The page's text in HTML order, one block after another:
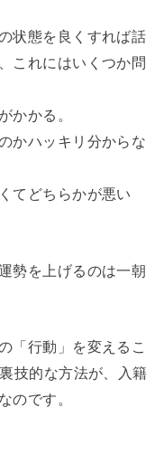
状態を良くすれば話
これにはいくつか問
かかる。
かハッキリ分からな
てどちらかが悪い
勢を上げるのは一朝
「行動」を変えるこ
技的な方法が、入籍
のです。